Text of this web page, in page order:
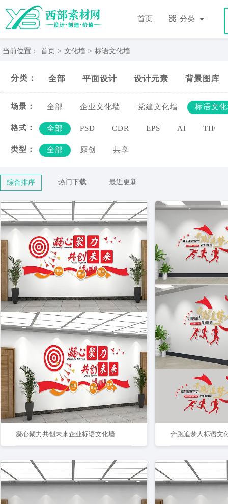
首页 分类
文
化
墙-
材
当前位置： 首页 > 文化墙 > 标语文化墙
分类： 全部 平面设计 设计元素 背景图库
场景： 全部 企业文化墙 党建文化墙 标语文
格式： 全部 PSD CDR EPS AI TIF
类型： 全部 原创 共享
综合排序 热门下载 最近更新
凝心聚力共创未来企业标语文化墙 奔跑追梦人标语文